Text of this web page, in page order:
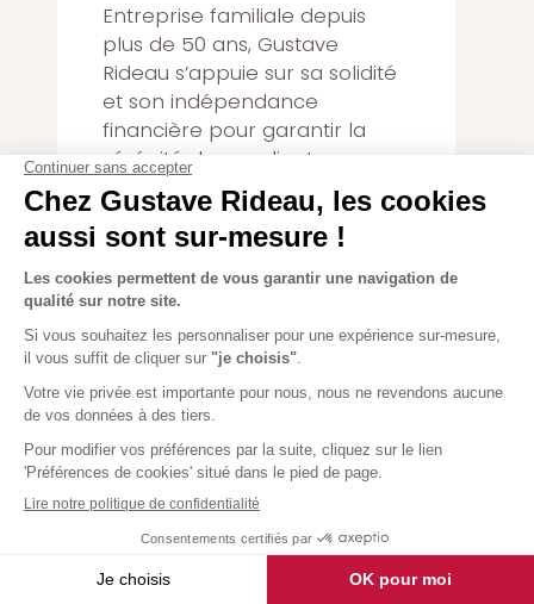
Entreprise familiale depuis
plus de 50 ans, Gustave
Rideau s’appuie sur sa solidité
et son indépendance
financière pour garantir la
sérénité de ses clients.